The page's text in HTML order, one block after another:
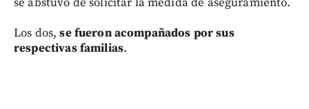
Los dos,se fueron acompañados por sus
respectivas familias.